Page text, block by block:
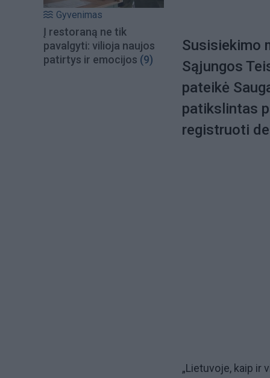
Gyvenimas
Į restoraną ne tik
pavalgyti: vilioja naujos
patirtys ir emocijos (9)
Susisiekimo
Sąjungos
pateikė
patikslintas
registruoti
„Lietuvoje, kaip ir